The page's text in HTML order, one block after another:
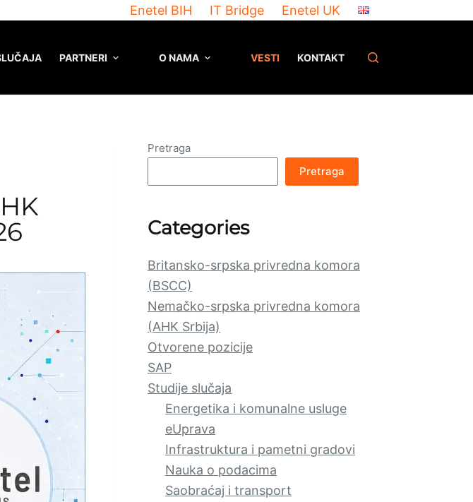
Enetel BIH IT Bridge Enetel UK
PARTNERI O NAMA VESTI KONTAKT
Pretraga
Pretraga
Categories
Britansko-srpska privredna komora
(BSCC)
Nemačko-srpska privredna komora
(AHK Srbija)
Otvorene pozicije
SAP
Studije slučaja
Energetika i komunalne usluge
eUprava
Infrastruktura i pametni gradovi
Nauka o podacima
Saobraćaj i transport